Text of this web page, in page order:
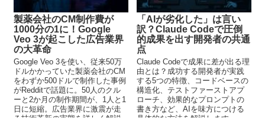
製薬会社のCM制作費が
1000分の1に！Google
Veo 3が起こした広告業界
の大革命
Google Veo 3を使い、従来50万
ドルかかっていた製薬会社のCM
をわずか500ドルで制作した事例
がRedditで話題に。50人のクル
ーと2か月の制作期間が、1人と1
日に短縮。広告業界に激震が走
る技術革新の実態を詳しく解説
「AIが劣化した」は言い
訳？Claude Codeで圧倒
的成果を出す開発者の共通
点
Claude Codeで成果に差が出る理
由とは？成功する開発者が実践
する5つの特徴、コードベースの
構造化、テストファーストアプ
ローチ、効果的なプロンプトの
書き方など、AIを味方につける
具体的な方法を解説します。